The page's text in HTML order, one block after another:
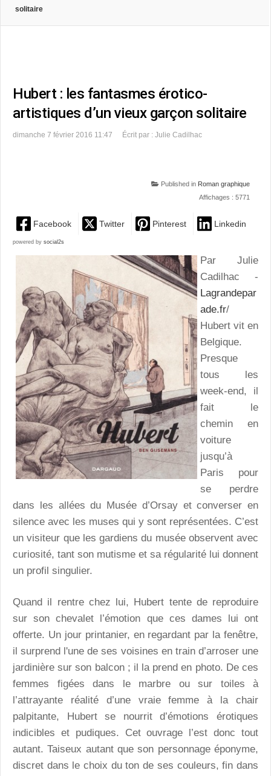
solitaire
Hubert : les fantasmes érotico-
artistiques d’un vieux garçon solitaire
dimanche 7 février 2016 11:47 Écrit par : Julie Cadilhac
Published in Roman graphique
Affichages : 5771
Facebook Twitter Pinterest Linkedin
powered by social2s
Par Julie
Cadilhac -
Lagrandepar
ade.fr/
Hubert vit en
Belgique.
Presque
tous les
week-end, il
fait le
chemin en
voiture
jusqu’à
Paris pour
se perdre
dans les allées du Musée d’Orsay et converser en
silence avec les muses qui y sont représentées. C’est
un visiteur que les gardiens du musée observent avec
curiosité, tant son mutisme et sa régularité lui donnent
un profil singulier.
Quand il rentre chez lui, Hubert tente de reproduire
sur son chevalet l’émotion que ces dames lui ont
offerte. Un jour printanier, en regardant par la fenêtre,
il surprend l'une de ses voisines en train d’arroser une
jardinière sur son balcon ; il la prend en photo. De ces
femmes figées dans le marbre ou sur toiles à
l’attrayante réalité d’une vraie femme à la chair
palpitante, Hubert se nourrit d’émotions érotiques
indicibles et pudiques. Cet ouvrage l’est donc tout
autant. Taiseux autant que son personnage éponyme,
discret dans le choix du ton de ses couleurs, fin dans